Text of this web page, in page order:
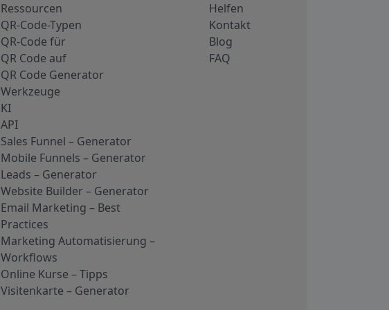
Ressourcen
QR-Code-Typen
QR-Code für
QR Code auf
QR Code Generator
Werkzeuge
KI
API
Sales Funnel – Generator
Mobile Funnels – Generator
Leads – Generator
Website Builder – Generator
Email Marketing – Best
Practices
Marketing Automatisierung –
Workflows
Online Kurse – Tipps
Visitenkarte – Generator
Helfen
Kontakt
Blog
FAQ